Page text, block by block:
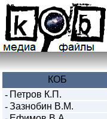
КОБ
- Петров К.П.
- Зазнобин В.М.